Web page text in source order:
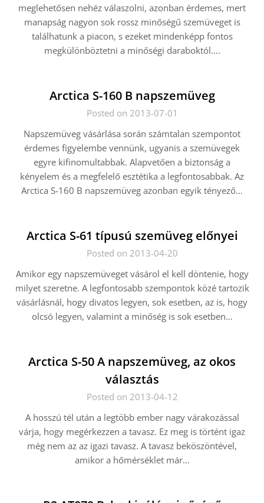
meglehetősen nehéz válaszolni, azonban érdemes, mert
manapság nagyon sok rossz minőségű szemüveget is
találhatunk a piacon, s ezeket mindenképp fontos
megkülönböztetni a minőségi daraboktól….
Arctica S-160 B napszemüveg
Posted on 2013-07-01
Napszemüveg vásárlása során számtalan szempontot
érdemes figyelembe vennünk, ugyanis a szemüvegek
egyre kifinomultabbak. Alapvetően a biztonság a
kényelem és a megfelelő esztétika a legfontosabbak. Az
Arctica S-160 B napszemüveg azonban egyik tényező…
Arctica S-61 típusú szemüveg előnyei
Posted on 2013-04-20
Amikor egy napszemüveget vásárol el kell döntenie, hogy
milyet szeretne. A legfontosabb szempontok közé tartozik
vásárlásnál, hogy divatos legyen, sok esetben, az is, hogy
olcsó legyen, valamint a minőség is sok esetben…
Arctica S-50 A napszemüveg, az okos
választás
Posted on 2013-04-12
A hosszú tél után a legtöbb ember nagy várakozással
várja, hogy megérkezzen a tavasz. Ez meg is történt igaz
még nem az az igazi tavasz. A tavasz beköszöntével,
amikor a hőmérséklet már…